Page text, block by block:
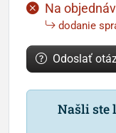
Na
dodanie
Odoslať
Našli ste